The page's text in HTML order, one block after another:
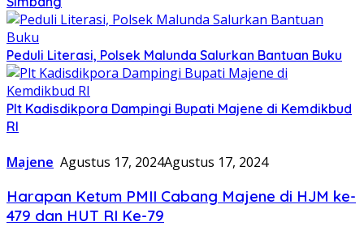
Peduli Literasi, Polsek Malunda Salurkan Bantuan Buku
Plt Kadisdikpora Dampingi Bupati Majene di Kemdikbud
RI
Majene Agustus 17, 2024Agustus 17, 2024
Harapan Ketum PMII Cabang Majene di HJM ke-
479 dan HUT RI Ke-79